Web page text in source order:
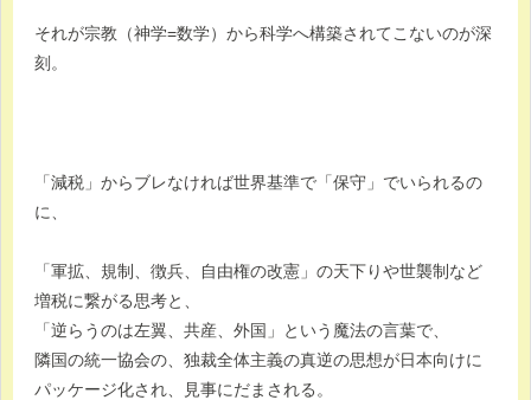
それが宗教（神学=数学）から科学へ構築されてこないのが深
刻。
「減税」からブレなければ世界基準で「保守」でいられるの
に、
「軍拡、規制、徴兵、自由権の改憲」の天下りや世襲制など
増税に繋がる思考と、
「逆らうのは左翼、共産、外国」という魔法の言葉で、
隣国の統一協会の、独裁全体主義の真逆の思想が日本向けに
パッケージ化され、見事にだまされる。